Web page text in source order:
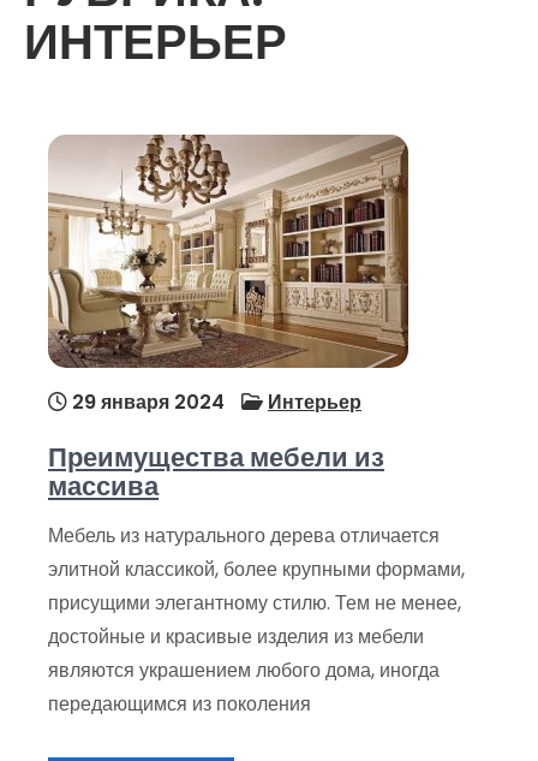
ИНТЕРЬЕР
29 января 2024 Интерьер
Преимущества мебели из
массива
Мебель из натурального дерева отличается
элитной классикой, более крупными формами,
присущими элегантному стилю. Тем не менее,
достойные и красивые изделия из мебели
являются украшением любого дома, иногда
передающимся из поколения